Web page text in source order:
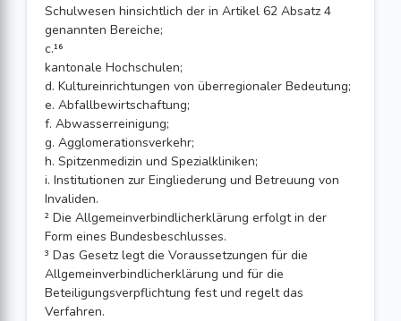
Schulwesen hinsichtlich der in Artikel 62 Absatz 4
genannten Bereiche;
c.¹⁶
kantonale Hochschulen;
d. Kultureinrichtungen von überregionaler Bedeutung;
e. Abfallbewirtschaftung;
f. Abwasserreinigung;
g. Agglomerationsverkehr;
h. Spitzenmedizin und Spezialkliniken;
i. Institutionen zur Eingliederung und Betreuung von
Invaliden.
² Die Allgemeinverbindlicherklärung erfolgt in der
Form eines Bundesbeschlusses.
³ Das Gesetz legt die Voraussetzungen für die
Allgemeinverbindlicherklärung und für die
Beteiligungsverpflichtung fest und regelt das
Verfahren.